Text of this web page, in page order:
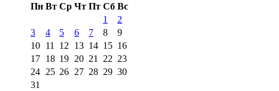
Пн Вт Ср Чт Пт Сб Вс
1
2
3
4 5 6 7 8
9
10 11 12 13 14 15 16
17 18 19 20 21 22 23
24 25 26 27 28 29 30
31